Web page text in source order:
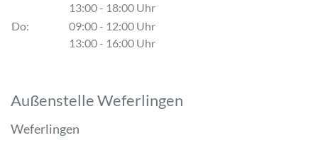
13:00 - 18:00 Uhr
Do:
09:00 - 12:00 Uhr
13:00 - 16:00 Uhr
Außenstelle Weferlingen
Weferlingen